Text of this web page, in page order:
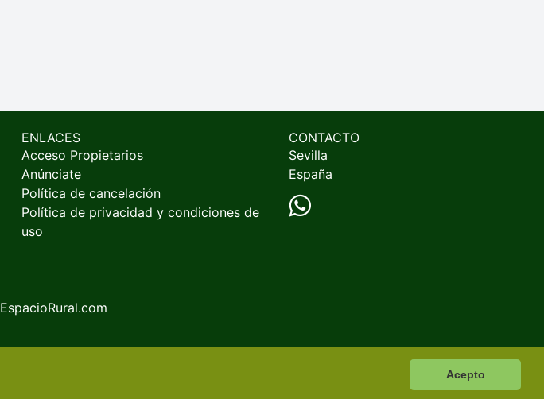
Acepto
ENLACES
Acceso Propietarios
Anúnciate
Política de cancelación
Política de privacidad y condiciones de
uso
CONTACTO
Sevilla
España
EspacioRural.com